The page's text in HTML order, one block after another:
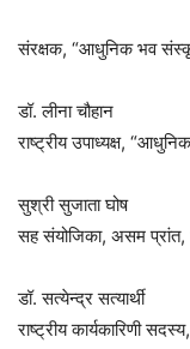
संरक्षक, “आधुनिक भव
डॉ. लीना चौहान
राष्ट्रीय उपाध्यक्ष,
सुश्री सुजाता घोष
सह संयोजिका, असम
डॉ. सत्येन्द्र सत्यार्थी
राष्ट्रीय कार्यकारिणी